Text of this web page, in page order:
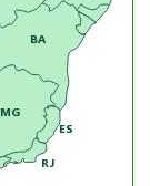
BA
MG
RJ
ES